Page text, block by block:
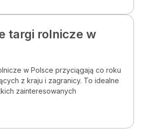
targi rolnicze w
w Polsce przyciągają co roku
z kraju i zagranicy. To idealne
zainteresowanych